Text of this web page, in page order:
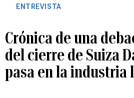
ENTREVISTA
Crónica de una
del cierre de Suiza
pasa en la industria